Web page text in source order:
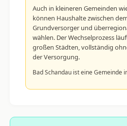
Auch in kleineren Gemeinden
können Haushalte zwischen
Grundversorger und
wählen. Der Wechselprozess
großen Städten, vollständig
der Versorgung.
Bad Schandau ist eine Gemeinde